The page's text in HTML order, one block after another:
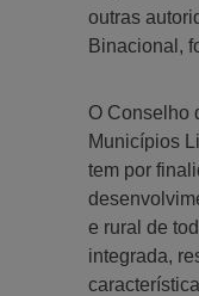
outras
Binacional,
O Conselho
Municípios
tem por
e rural de
integrada,